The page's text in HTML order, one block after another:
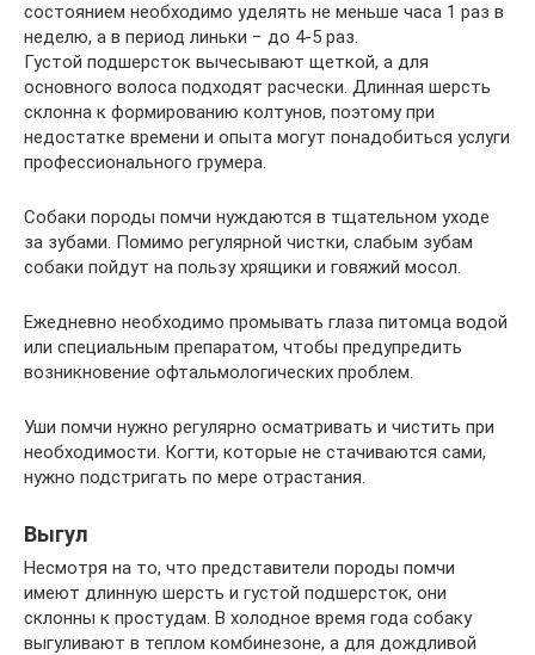
состоянием необходимо уделять не меньше часа 1 раз в
неделю, а в период линьки − до 4-5 раз.
Густой подшерсток вычесывают щеткой, а для
основного волоса подходят расчески. Длинная шерсть
склонна к формированию колтунов, поэтому при
недостатке времени и опыта могут понадобиться услуги
профессионального грумера.
Собаки породы помчи нуждаются в тщательном уходе
за зубами. Помимо регулярной чистки, слабым зубам
собаки пойдут на пользу хрящики и говяжий мосол.
Ежедневно необходимо промывать глаза питомца водой
или специальным препаратом, чтобы предупредить
возникновение офтальмологических проблем.
Уши помчи нужно регулярно осматривать и чистить при
необходимости. Когти, которые не стачиваются сами,
нужно подстригать по мере отрастания.
Выгул
Несмотря на то, что представители породы помчи
имеют длинную шерсть и густой подшерсток, они
склонны к простудам. В холодное время года собаку
выгуливают в теплом комбинезоне, а для дождливой